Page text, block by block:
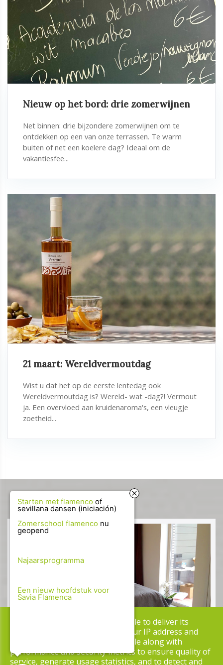
Nieuw op het bord: drie zomerwijnen
Net binnen: drie bijzondere zomerwijnen om te
ontdekken op een van onze terrassen. Te warm
buiten of net een koelere dag? Ideaal om de
vakantiesfee...
21 maart: Wereldvermoutdag
Wist u dat het op de eerste lentedag ook
Wereldvermoutdag is? Wereld- wat -dag?! Vermout
ja. Een overvloed aan kruidenaroma's, een vleugje
zoetheid...
This site uses cookies from Google to deliver its
services and to analyze traffic. Your IP address and
user-agent are shared with Google along with
performance and security metrics to ensure quality of
service, generate usage statistics, and to detect and
Starten met flamenco of
sevillana dansen (iniciación)
Zomerschool flamenco nu
geopend
Najaarsprogramma
Een nieuw hoofdstuk voor
Savia Flamenca